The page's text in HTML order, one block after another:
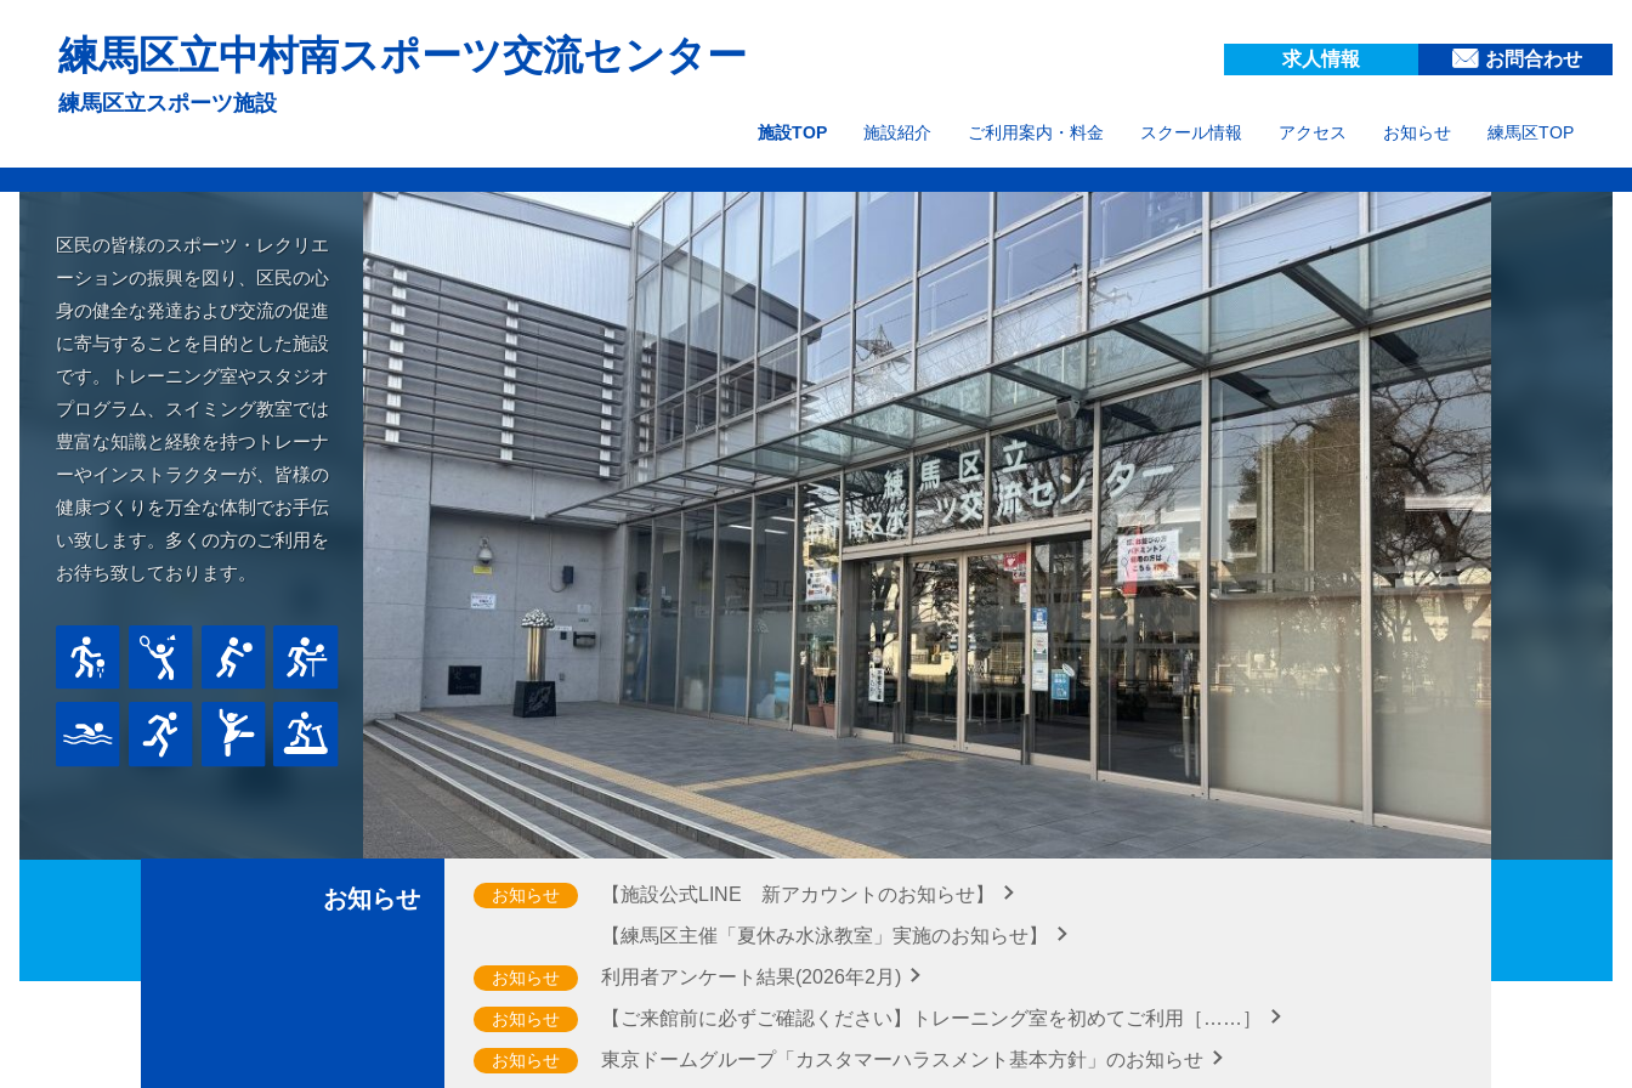
求人情報 お問合わせ
練馬区立中村南スポーツ交流センター
練馬区立スポーツ施設
施設TOP 施設紹介 ご利用案内・料金 スクール情報 アクセス お知らせ 練馬区TOP
区民の皆様のスポーツ・レクリエ
ーションの振興を図り、区民の心
身の健全な発達および交流の促進
に寄与することを目的とした施設
です。トレーニング室やスタジオ
プログラム、スイミング教室では
豊富な知識と経験を持つトレーナ
ーやインストラクターが、皆様の
健康づくりを万全な体制でお手伝
い致します。多くの方のご利用を
お待ち致しております。
お知らせ お知らせ
【施設公式LINE 新アカウントのお知らせ】
【練馬区主催「夏休み水泳教室」実施のお知らせ】
お知らせ 利用者アンケート結果(2026年2月)
お知らせ 【ご来館前に必ずご確認ください】トレーニング室を初めてご利用［……］
お知らせ 東京ドームグループ「カスタマーハラスメント基本方針」のお知らせ